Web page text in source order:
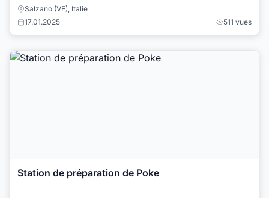
Salzano (VE), Italie
17.01.2025
511 vues
Station de préparation de Poke